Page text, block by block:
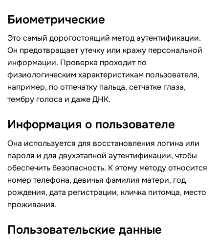
Биометрические
Это самый дорогостоящий метод аутентификации.
Он предотвращает утечку или кражу персональной
информации. Проверка проходит по
физиологическим характеристикам пользователя,
например, по отпечатку пальца, сетчатке глаза,
тембру голоса и даже ДНК.
Информация о пользователе
Она используется для восстановления логина или
пароля и для двухэтапной аутентификации, чтобы
обеспечить безопасность. К этому методу относится
номер телефона, девичья фамилия матери, год
рождения, дата регистрации, кличка питомца, место
проживания.
Пользовательские данные